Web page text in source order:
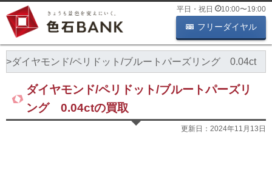
平日・祝日 10:00〜19:00
フリーダイヤル
ダイヤモンド/ペリドット/ブルートパーズリング 0.04ct
ダイヤモンド/ペリドット/ブルートパーズリ
ング 0.04ctの買取
更新日： 2024年11月13日